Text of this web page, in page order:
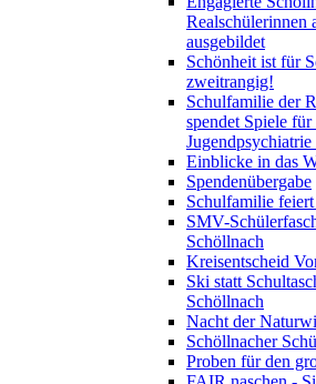
Realschülerinnen
ausgebildet
Schönheit ist für
zweitrangig!
Schulfamilie der
spendet Spiele
Einblicke in das
Spendenübergabe
Schulfamilie
SMV-
Schöllnach
Kreisentscheid
Ski statt
Schöllnach
Nacht der
Schöllnacher
Proben für den